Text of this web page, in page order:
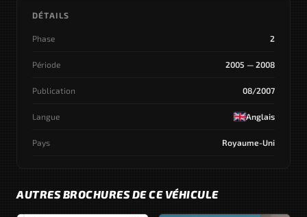
DÉTAILS
Phase 2
Période 2005 — 2008
Publication 08/2007
Langue Anglais
Pays Royaume-Uni
AUTRES BROCHURES DE CE VÉHICULE